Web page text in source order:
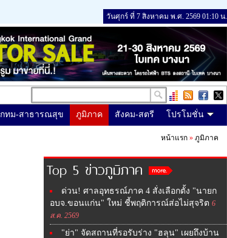
วันศุกร์ ที่ 7 สิงหาคม พ.ศ. 2569 01:10 น.
กทม-สาธารณสุข ภูมิภาค สังคม-สตรี โปรโมชั่น
หน้าแรก » ภูมิภาค
Top 5 ข่าวภูมิภาค
ด่วน! ศาลอุทธรณ์ภาค 4 สั่งเลือกตั้ง "นายก
อบจ.ขอนแก่น" ใหม่ ชี้พฤติการณ์ส่อไม่สุจริต 6
ส.ค. 2569
"ย่า" จัดสถานที่รอรับร่าง "ฮลุน" เผยถึงบ้าน